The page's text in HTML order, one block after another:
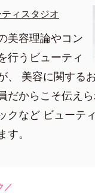
ィスタジオ
美容理論やコン
行うビューティ
、 美容に関する
だからこそ伝え
クなど ビューテ
。
／